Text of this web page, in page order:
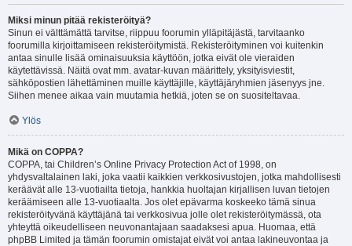
Miksi minun pitää rekisteröityä?
Sinun ei välttämättä tarvitse, riippuu foorumin ylläpitäjästä, tarvitaanko
foorumilla kirjoittamiseen rekisteröitymistä. Rekisteröityminen voi kuitenkin
antaa sinulle lisää ominaisuuksia käyttöön, jotka eivät ole vieraiden
käytettävissä. Näitä ovat mm. avatar-kuvan määrittely, yksityisviestit,
sähköpostien lähettäminen muille käyttäjille, käyttäjäryhmien jäsenyys jne.
Siihen menee aikaa vain muutamia hetkiä, joten se on suositeltavaa.
Ylös
Mikä on COPPA?
COPPA, tai Children’s Online Privacy Protection Act of 1998, on
yhdysvaltalainen laki, joka vaatii kaikkien verkkosivustojen, jotka mahdollisesti
keräävät alle 13-vuotiailta tietoja, hankkia huoltajan kirjallisen luvan tietojen
keräämiseen alle 13-vuotiaalta. Jos olet epävarma koskeeko tämä sinua
rekisteröityvänä käyttäjänä tai verkkosivua jolle olet rekisteröitymässä, ota
yhteyttä oikeudelliseen neuvonantajaan saadaksesi apua. Huomaa, että
phpBB Limited ja tämän foorumin omistajat eivät voi antaa lakineuvontaa ja